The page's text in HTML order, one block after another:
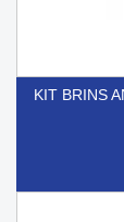
KIT BRINS